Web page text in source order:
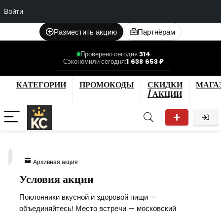
Войти
Разместить акцию Партнёрам
Проверено сегодня:314
Сэкономили сегодня:1 638 653 ₽
КАТЕГОРИИ ПРОМОКОДЫ
СКИДКИ
/ АКЦИИ
Архивная акция
Условия акции
Поклонники вкусной и здоровой пищи —
объединяйтесь! Место встречи — московский